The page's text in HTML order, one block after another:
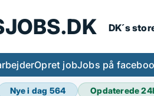
DK´s
Opret jobJobs på
Nye i dag 564 Opdaterede